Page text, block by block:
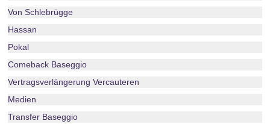
Von Schlebrügge
Hassan
Pokal
Comeback Baseggio
Vertragsverlängerung Vercauteren
Medien
Transfer Baseggio